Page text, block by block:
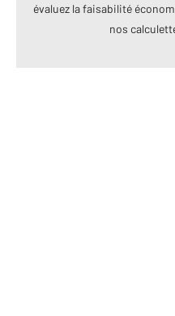
évaluez la faisabilité
nos